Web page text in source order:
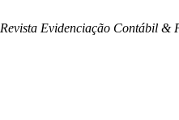
Revista Evidenciação Contábil &